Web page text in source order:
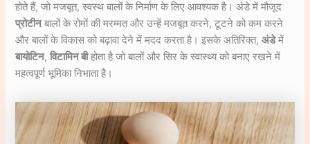
होते हैं, जो मजबूत, स्वस्थ बालों के निर्माण के लिए आवश्यक है। अंडे में मौजूद
प्रोटीनबालों के रोमों की मरम्मत और उन्हें मजबूत करने, टूटने को कम करने
और बालों के विकास को बढ़ावा देने में मदद करता है। इसके अतिरिक्त,अंडेमें
बायोटिन,विटामिन बीहोता है जो बालों और सिर के स्वास्थ्य को बनाए रखने में
महत्वपूर्ण भूमिका निभाता है।